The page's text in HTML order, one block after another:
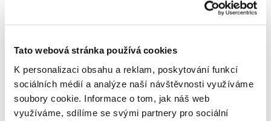
Tato webová stránka používá cookies
K personalizaci obsahu a reklam, poskytování funkcí
sociálních médií a analýze naší návštěvnosti využíváme
soubory cookie. Informace o tom, jak náš web
využíváme, sdílíme se svými partnery pro sociální
závěsná hračka vydává melodii
uklidňuje děti a pomáhá jim usnout
vhodné pro děti od narození
Technická specifikace: